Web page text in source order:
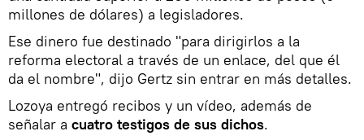
millones de dólares) a legisladores.
Ese dinero fue destinado "para dirigirlos a la
reforma electoral a través de un enlace, del que él
da el nombre", dijo Gertz sin entrar en más detalles.
Lozoya entregó recibos y un vídeo, además de
señalar a cuatro testigos de sus dichos.